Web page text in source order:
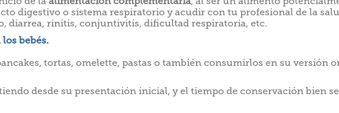
digestivo o sistema respiratorio y acudir con tu profesional de la
diarrea, rinitis, conjuntivitis, dificultad respiratoria, etc.
bebés.
tortas, omelette, pastas o también consumirlos en su versión
desde su presentación inicial, y el tiempo de conservación bien